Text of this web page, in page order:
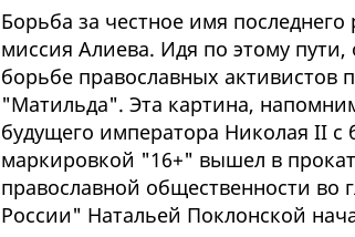
Борьба за честное имя
миссия Алиева. Идя по этому
борьбе православных активистов
"Матильда". Эта картина,
будущего императора Николая II
маркировкой "16+" вышел в
православной общественности во
России" Натальей Поклонской